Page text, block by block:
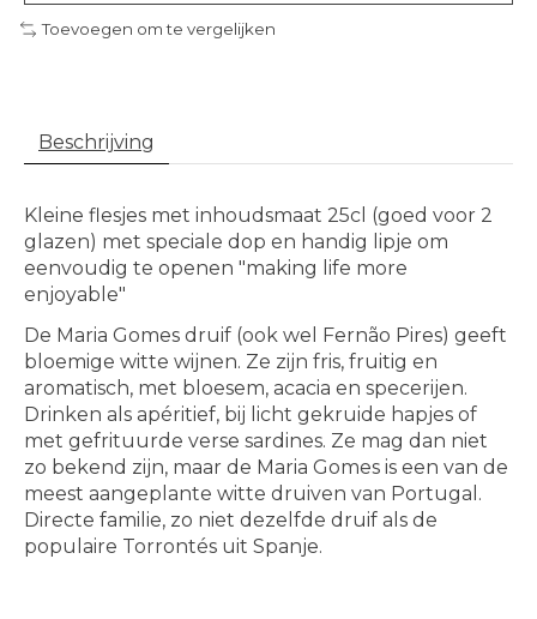
Toevoegen om te vergelijken
Beschrijving
Kleine flesjes met inhoudsmaat 25cl (goed voor 2
glazen) met speciale dop en handig lipje om
eenvoudig te openen "making life more
enjoyable"
De Maria Gomes druif (ook wel Fernão Pires) geeft
bloemige witte wijnen. Ze zijn fris, fruitig en
aromatisch, met bloesem, acacia en specerijen.
Drinken als apéritief, bij licht gekruide hapjes of
met gefrituurde verse sardines. Ze mag dan niet
zo bekend zijn, maar de Maria Gomes is een van de
meest aangeplante witte druiven van Portugal.
Directe familie, zo niet dezelfde druif als de
populaire Torrontés uit Spanje.